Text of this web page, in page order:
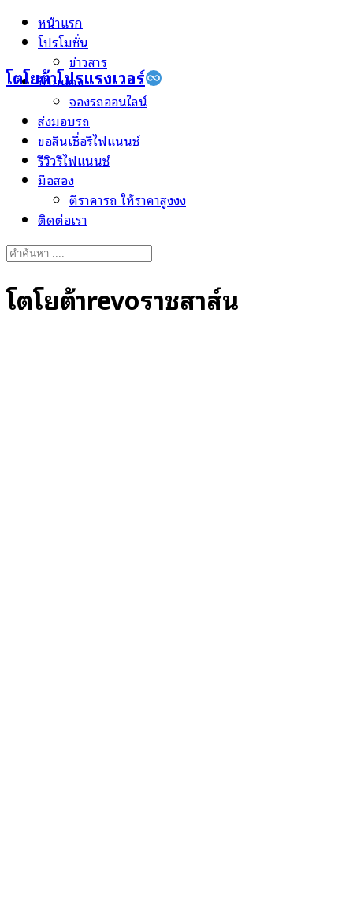
Skip
โตโยต้าโปรแรงเวอร์
หน้าแรก
โปรโมชั่น
ข่าวสาร
ป้ายแดง
จองรถออนไลน์
ส่งมอบรถ
ขอสินเชื่อรีไฟแนนซ์
รีวิวรีไฟแนนซ์
มือสอง
ตีราคารถ ให้ราคาสูงงง
ติดต่อเรา
Search
โตโยต้าrevoราชสาส์น